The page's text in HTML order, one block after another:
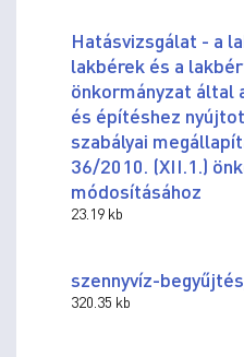
Hatásvizsgálat - a
lakbérek és a
önkormányzat által
és építéshez
szabályai
36/2010. (XII.1.)
módosításához
23.19 kb
szennyvíz-
320.35 kb